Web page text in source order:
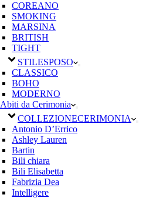
COREANO
SMOKING
MARSINA
BRITISH
TIGHT
STILESPOSO
CLASSICO
BOHO
MODERNO
Abiti da Cerimonia
COLLEZIONECERIMONIA
Antonio D’Errico
Ashley Lauren
Bartin
Bili chiara
Bili Elisabetta
Fabrizia Dea
Intelligere